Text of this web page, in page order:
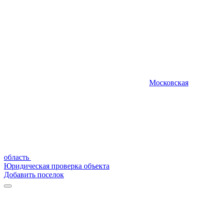
Московская
область
Юридическая проверка объекта
Добавить поселок